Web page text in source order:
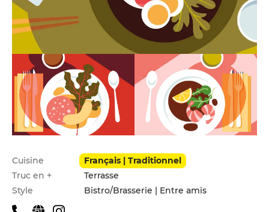
Infos pratiques
Cuisine
Français | Traditionnel
Truc en +
Terrasse
Style
Bistro/Brasserie | Entre amis